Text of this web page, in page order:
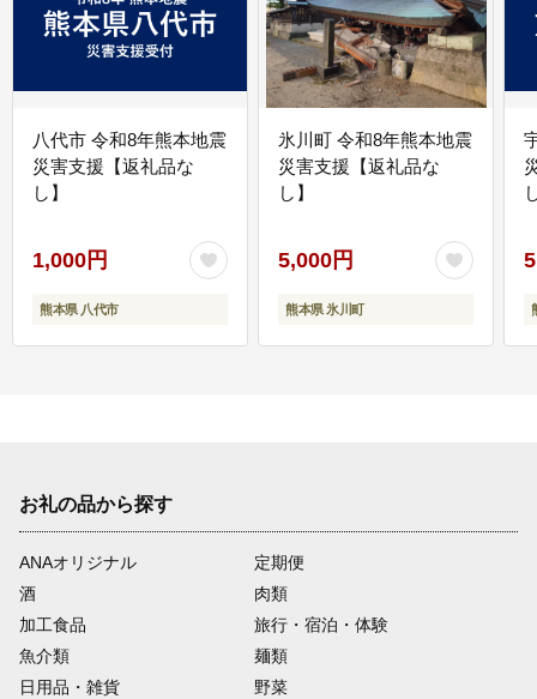
八代市 令和8年熊本地震
災害支援【返礼品な
し】
1,000円
熊本県 八代市
氷川町 令和8年熊本地震
災害支援【返礼品な
し】
5,000円
熊本県 氷川町
お礼の品から探す
ANAオリジナル
定期便
酒
肉類
加工食品
旅行・宿泊・体験
魚介類
麺類
日用品・雑貨
野菜